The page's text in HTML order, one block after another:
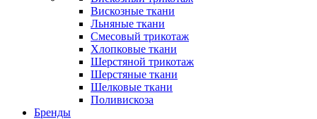
Вискозные ткани
Льняные ткани
Смесовый трикотаж
Хлопковые ткани
Шерстяной трикотаж
Шерстяные ткани
Шелковые ткани
Поливискоза
Бренды